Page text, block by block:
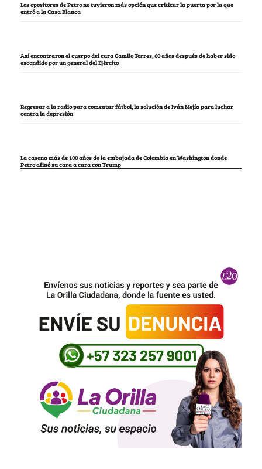
Los opositores de Petro no tuvieron más opción que criticar la puerta por la que
entró a la Casa Blanca
Así encontraron el cuerpo del cura Camilo Torres, 60 años después de haber sido
escondido por un general del Ejército
Regresar a la radio para comentar fútbol, la solución de Iván Mejía para luchar
contra la depresión
La casona más de 100 años de la embajada de Colombia en Washington donde
Petro afinó su cara a cara con Trump